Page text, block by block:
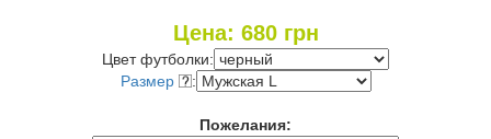
Цена: 680грн
Цвет футболки:
Размер
:
Пожелания: